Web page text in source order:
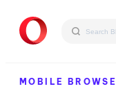
MOBILE